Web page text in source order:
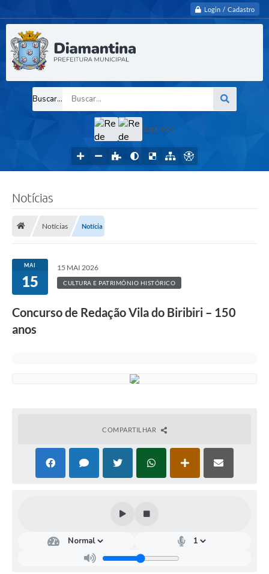
Login / Cadastro
Buscar...
Siga-nos
Notícias
Notícias Notícia
MAI
15
15 MAI 2026
CULTURA E PATRIMÔNIO HISTÓRICO
Concurso de Redação Vila do Biribiri – 150
anos
COMPARTILHAR